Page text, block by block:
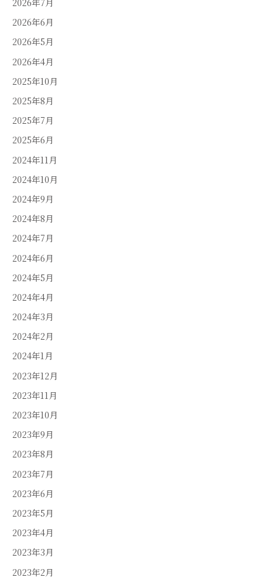
2026年6月
2026年5月
2026年4月
2025年10月
2025年8月
2025年7月
2025年6月
2024年11月
2024年10月
2024年9月
2024年8月
2024年7月
2024年6月
2024年5月
2024年4月
2024年3月
2024年2月
2024年1月
2023年12月
2023年11月
2023年10月
2023年9月
2023年8月
2023年7月
2023年6月
2023年5月
2023年4月
2023年3月
2023年2月